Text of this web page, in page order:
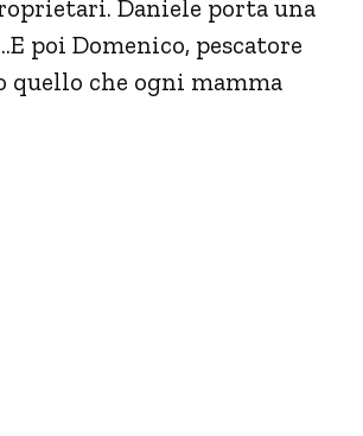
Daniele porta una
poi Domenico, pescatore
quello che ogni mamma